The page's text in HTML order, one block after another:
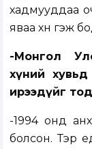
хадмууддаа
яваа хүн гэж
-Монгол
хүний хувьд
ирээдүйг
-1994 онд
болсон. Тэр